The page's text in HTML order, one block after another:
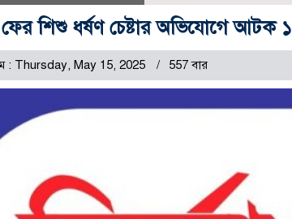
ফের শিশু ধর্ষণ চেষ্টার অভিযোগে আটক ১
: Thursday, May 15, 2025 557 বার